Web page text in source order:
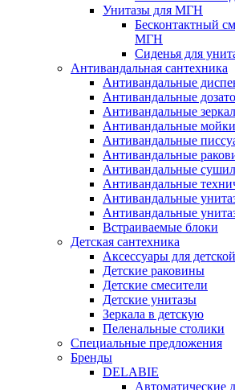
Унитазы для МГН
Бесконтактный
МГН
Сиденья для
Антивандальная сантехника
Антивандальные
Антивандальные
Антивандальные
Антивандальные
Антивандальные
Антивандальные
Антивандальные
Антивандальные
Антивандальные
Антивандальные
Встраиваемые блоки
Детская сантехника
Аксессуары для
Детские раковины
Детские смесители
Детские унитазы
Зеркала в детскую
Пеленальные столики
Специальные предложения
Бренды
DELABIE
Автоматические